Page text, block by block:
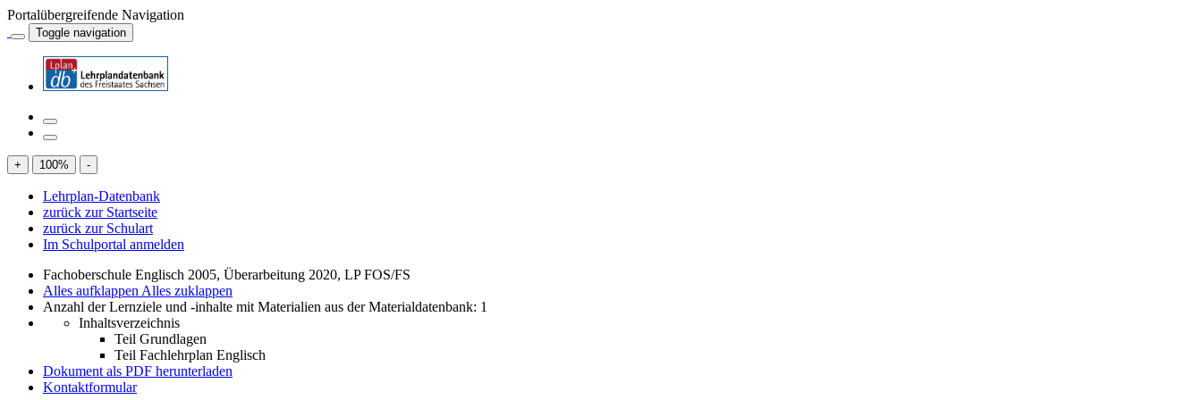
Portalübergreifende Navigation
Toggle navigation
+ 100% -
Lehrplan-Datenbank
zurück zur Startseite
zurück zur Schulart
Im Schulportal anmelden
Fachoberschule Englisch 2005, Überarbeitung 2020, LP FOS/FS
Alles aufklappen Alles zuklappen
Anzahl der Lernziele und -inhalte mit Materialien aus der Materialdatenbank: 1
Inhaltsverzeichnis
Teil Grundlagen
Teil Fachlehrplan Englisch
Dokument als PDF herunterladen
Kontaktformular